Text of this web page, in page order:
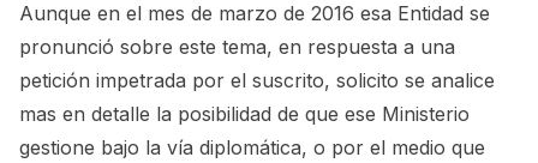
Aunque en el mes de marzo de 2016 esa Entidad se
pronunció sobre este tema, en respuesta a una
petición impetrada por el suscrito, solicito se analice
mas en detalle la posibilidad de que ese Ministerio
gestione bajo la vía diplomática, o por el medio que